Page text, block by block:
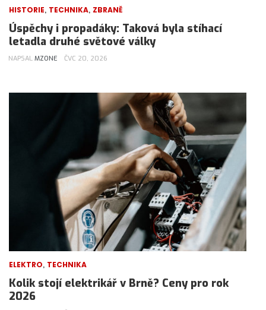
HISTORIE, TECHNIKA, ZBRANĚ
Úspěchy i propadáky: Taková byla stíhací
letadla druhé světové války
NAPSAL MZONE ČVC 20, 2026
ELEKTRO, TECHNIKA
Kolik stojí elektrikář v Brně? Ceny pro rok
2026